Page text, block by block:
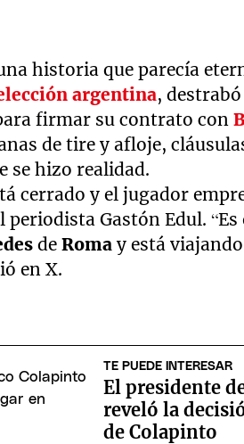
historia que parecía
argentina,
firmar su contrato con
de tire y afloje,
se hizo realidad.
cerrado y el jugador
Gastón Edul.
deRomay está
en X.
TE PUEDE INTERESAR
El presidente
reveló la
de Colapinto